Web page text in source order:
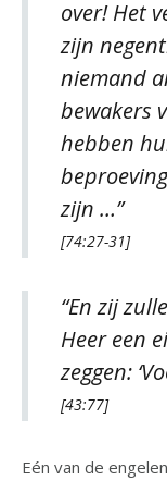
over! Het
zijn
niemand
bewakers
hebben
zijn …”
[74:27-31]
“En zij
Heer een
zeggen:
[43:77]
Eén van de